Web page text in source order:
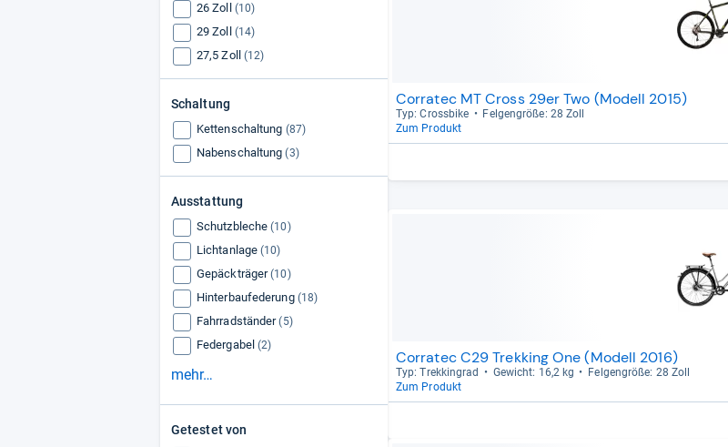
Rose (277)
Trek (268)
KTM (203)
Kalkhoff (86)
Pegasus
26 Zoll (10)
29 Zoll (14)
27,5 Zoll (12)
Schaltung
Kettenschaltung (87)
Nabenschaltung (3)
Ausstattung
Schutzbleche (10)
Lichtanlage (10)
Gepäckträger (10)
Hinterbaufederung (18)
Fahrradständer (5)
Federgabel (2)
mehr…
Getestet von
Corratec MT Cross 29er Two (Modell 2015)
Typ: Cross­bike
Fel­gen­größe: 28 Zoll
Zum Produkt
Corratec C29 Trekking One (Modell 2016)
Typ: Trek­kin­grad Gewicht: 16,2 kg
Fel­gen­größe: 28 Zoll
Zum Produkt